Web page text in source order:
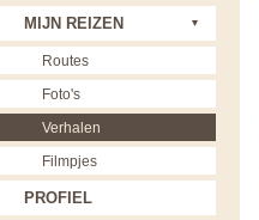
MIJN REIZEN
Routes
Foto's
Verhalen
Filmpjes
PROFIEL